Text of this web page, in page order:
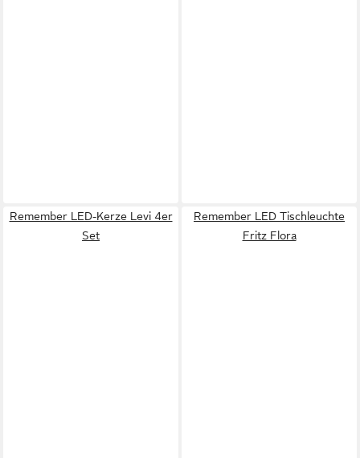
Remember LED-Kerze Levi 4er
Set
Remember LED Tischleuchte
Fritz Flora